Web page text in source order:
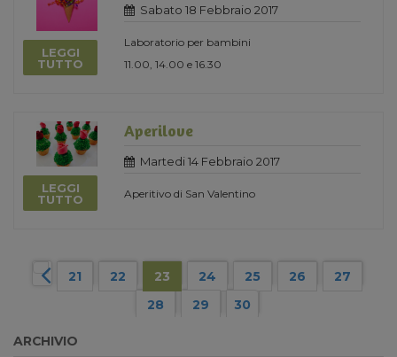
LEGGI
TUTTO
Sabato 18 Febbraio 2017
Laboratorio per bambini
11.00, 14.00 e 16.30
LEGGI
TUTTO
Aperilove
Martedi 14 Febbraio 2017
Aperitivo di San Valentino
21 22 23 24 25 26
27
28
29 30
ARCHIVIO